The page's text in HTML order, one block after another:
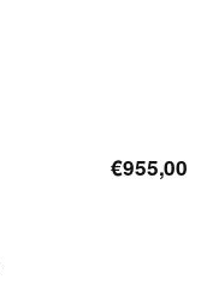
€955,00